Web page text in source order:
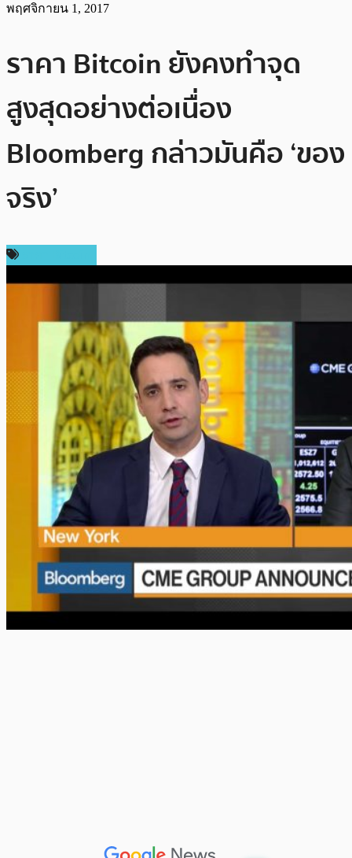
พฤศจิกายน 1, 2017
ราคา Bitcoin ยังคงทำจุด
สูงสุดอย่างต่อเนื่อง
Bloomberg กล่าวมันคือ ‘ของ
จริง’